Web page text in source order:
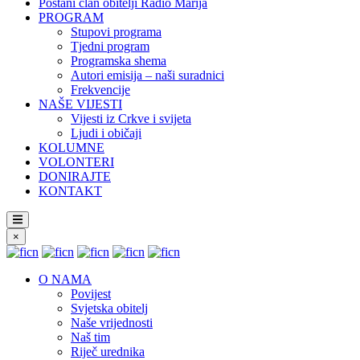
Postani član obitelji Radio Marija
PROGRAM
Stupovi programa
Tjedni program
Programska shema
Autori emisija – naši suradnici
Frekvencije
NAŠE VIJESTI
Vijesti iz Crkve i svijeta
Ljudi i običaji
KOLUMNE
VOLONTERI
DONIRAJTE
KONTAKT
×
O NAMA
Povijest
Svjetska obitelj
Naše vrijednosti
Naš tim
Riječ urednika